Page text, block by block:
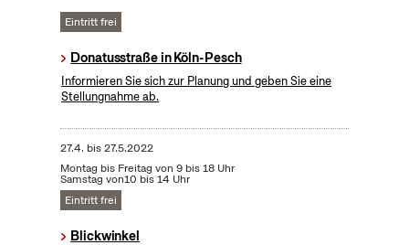
Eintritt frei
Donatusstraße in Köln-Pesch
Informieren Sie sich zur Planung und geben Sie eine
Stellungnahme ab.
27.4. bis27.5.2022
Montag bis Freitag von 9 bis 18 Uhr
Samstag von10 bis 14 Uhr
Eintritt frei
Blickwinkel